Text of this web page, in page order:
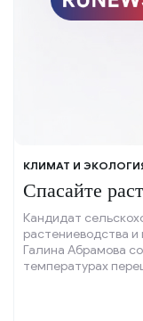
КЛИМАТ И
Спасайте
Кандидат
растениеводства
Галина Абрамова
температурах